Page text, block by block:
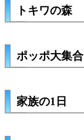
トキワの森
ポッポ大集合
家族の1日